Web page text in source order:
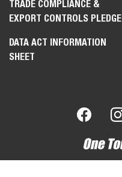
TRADE COMPLIANCE &
EXPORT CONTROLS PLEDGE
DATA ACT INFORMATION
SHEET